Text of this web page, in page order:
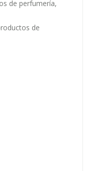
de perfumería,
de